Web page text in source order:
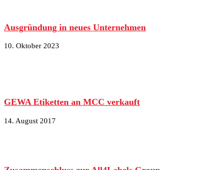
Ausgründung in neues Unternehmen
10. Oktober 2023
GEWA Etiketten an MCC verkauft
14. August 2017